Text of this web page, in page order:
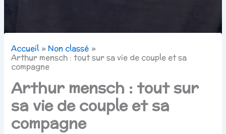
Accueil
Non classé
Arthur mensch : tout sur sa vie de couple et sa
compagne
Arthur mensch : tout sur
sa vie de couple et sa
compagne